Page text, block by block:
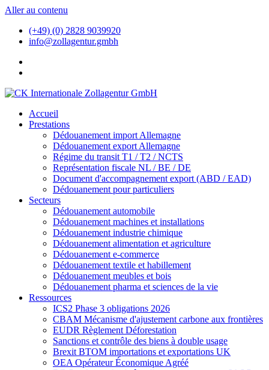
Aller au contenu
(+49) (0) 2828 9039920
info@zollagentur.gmbh
Accueil
Prestations
Dédouanement import Allemagne
Dédouanement export Allemagne
Régime du transit T1 / T2 / NCTS
Représentation fiscale NL / BE / DE
Document d'accompagnement export (ABD / EAD)
Dédouanement pour particuliers
Secteurs
Dédouanement automobile
Dédouanement machines et installations
Dédouanement industrie chimique
Dédouanement alimentation et agriculture
Dédouanement e-commerce
Dédouanement textile et habillement
Dédouanement meubles et bois
Dédouanement pharma et sciences de la vie
Ressources
ICS2 Phase 3 obligations 2026
CBAM Mécanisme d'ajustement carbone aux frontières
EUDR Règlement Déforestation
Sanctions et contrôle des biens à double usage
Brexit BTOM importations et exportations UK
OEA Opérateur Économique Agréé